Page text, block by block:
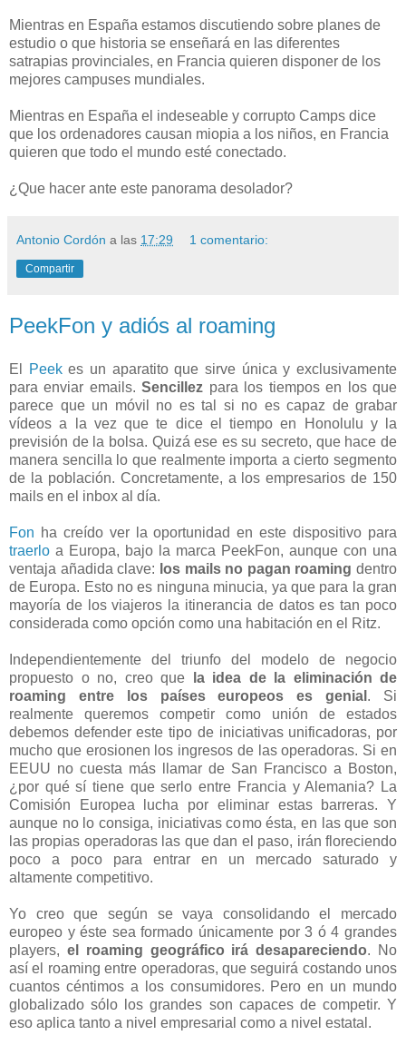
Mientras en España estamos discutiendo sobre planes de
estudio o que historia se enseñará en las diferentes
satrapias provinciales, en Francia quieren disponer de los
mejores campuses mundiales.
Mientras en España el indeseable y corrupto Camps dice
que los ordenadores causan miopia a los niños, en Francia
quieren que todo el mundo esté conectado.
¿Que hacer ante este panorama desolador?
Antonio Cordón a las 17:29 1 comentario:
Compartir
PeekFon y adiós al roaming
El Peekes un aparatito que sirve única y exclusivamente
para enviar emails.Sencillez para los tiempos en los que
parece que un móvil no es tal si no es capaz de grabar
vídeos a la vez que te dice el tiempo en Honolulu y la
previsión de la bolsa. Quizá ese es su secreto, que hace de
manera sencilla lo que realmente importa a cierto segmento
de la población. Concretamente, a los empresarios de 150
mails en el inbox al día.
Fon ha creído ver la oportunidad en este dispositivo para
traerlo a Europa, bajo la marca PeekFon, aunque con una
ventaja añadida clave: los mails no pagan roaming dentro
de Europa. Esto no es ninguna minucia, ya que para la gran
mayoría de los viajeros la itinerancia de datos es tan poco
considerada como opción como una habitación en el Ritz.
Independientemente del triunfo del modelo de negocio
propuesto o no, creo que
la idea de la eliminación de
roaming entre los países europeos es genial . Si
realmente queremos competir como unión de estados
debemos defender este tipo de iniciativas unificadoras, por
mucho que erosionen los ingresos de las operadoras. Si en
EEUU no cuesta más llamar de San Francisco a Boston,
¿por qué sí tiene que serlo entre Francia y Alemania? La
Comisión Europea lucha por eliminar estas barreras. Y
aunque no lo consiga, iniciativas como ésta, en las que son
las propias operadoras las que dan el paso, irán floreciendo
poco a poco para entrar en un mercado saturado y
altamente competitivo.
Yo creo que según se vaya consolidando el mercado
europeo y éste sea formado únicamente por 3 ó 4 grandes
players, el roaming geográfico irá desapareciendo. No
así el roaming entre operadoras, que seguirá costando unos
cuantos céntimos a los consumidores. Pero en un mundo
globalizado sólo los grandes son capaces de competir. Y
eso aplica tanto a nivel empresarial como a nivel estatal.